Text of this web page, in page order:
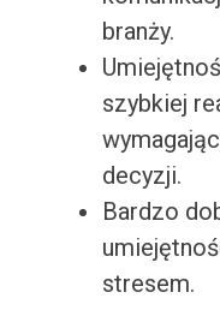
branży.
szybkiej
decyzji.
Bardzo
stresem.